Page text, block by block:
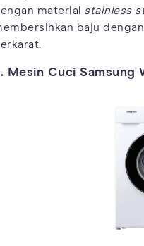
material stainless
baju
Mesin Cuci Samsung